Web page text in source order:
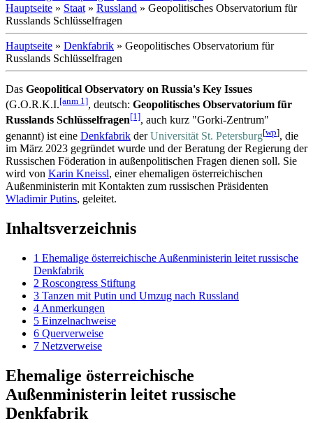
Hauptseite » Staat » Russland » Geopolitisches Observatorium für
Russlands Schlüsselfragen
Hauptseite » Denkfabrik » Geopolitisches Observatorium für
Russlands Schlüsselfragen
Das Geopolitical Observatory on Russia's Key Issues
(G.O.R.K.I.[anm 1], deutsch: Geopolitisches Observatorium für
Russlands Schlüsselfragen[1], auch kurz "Gorki-Zentrum"
genannt) ist eine Denkfabrik derUniversität St. Petersburg[wp], die
im März 2023 gegründet wurde und der Beratung der Regierung der
Russischen Föderation in außenpolitischen Fragen dienen soll. Sie
wird von Karin Kneissl, einer ehemaligen österreichischen
Außenministerin mit Kontakten zum russischen Präsidenten
Wladimir Putins, geleitet.
Inhaltsverzeichnis
1 Ehemalige österreichische Außenministerin leitet russische
Denkfabrik
2 Roscongress Stiftung
3 Tanzen mit Putin und Umzug nach Russland
4 Anmerkungen
5 Einzelnachweise
6 Querverweise
7 Netzverweise
Ehemalige österreichische
Außenministerin leitet russische
Denkfabrik